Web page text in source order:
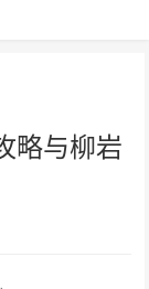
略与柳岩